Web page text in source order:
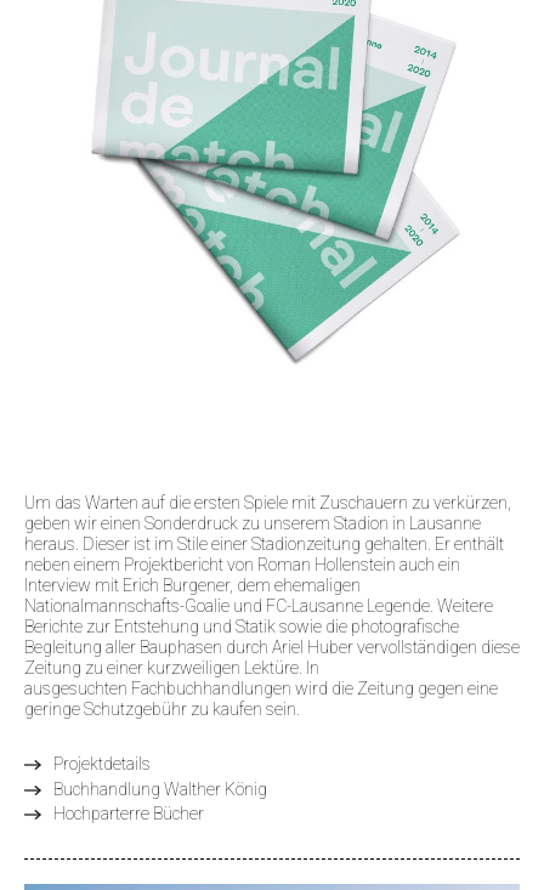
Um das Warten auf die ersten Spiele mit Zuschauern zu verkürzen,
geben wir einen Sonderdruck zu unserem Stadion in Lausanne
heraus. Dieser ist im Stile einer Stadionzeitung gehalten. Er enthält
neben einem Projektbericht von Roman Hollenstein auch ein
Interview mit Erich Burgener, dem ehemaligen
Nationalmannschafts-Goalie und FC-Lausanne Legende. Weitere
Berichte zur Entstehung und Statik sowie die photografische
Begleitung aller Bauphasen durch Ariel Huber vervollständigen diese
Zeitung zu einer kurzweiligen Lektüre. In
ausgesuchten Fachbuchhandlungen wird die Zeitung gegen eine
geringe Schutzgebühr zu kaufen sein.
Projektdetails
Buchhandlung Walther König
Hochparterre Bücher